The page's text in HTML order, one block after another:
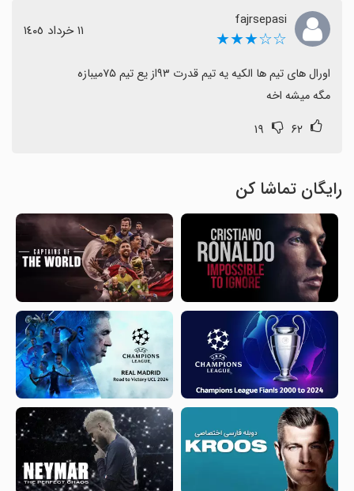
fajrsepasi
☆☆★★★ ١١ خرداد ١٤٠٥
مگه میشه اخه
۶۲ ۱۹
رایگان تماشا کن